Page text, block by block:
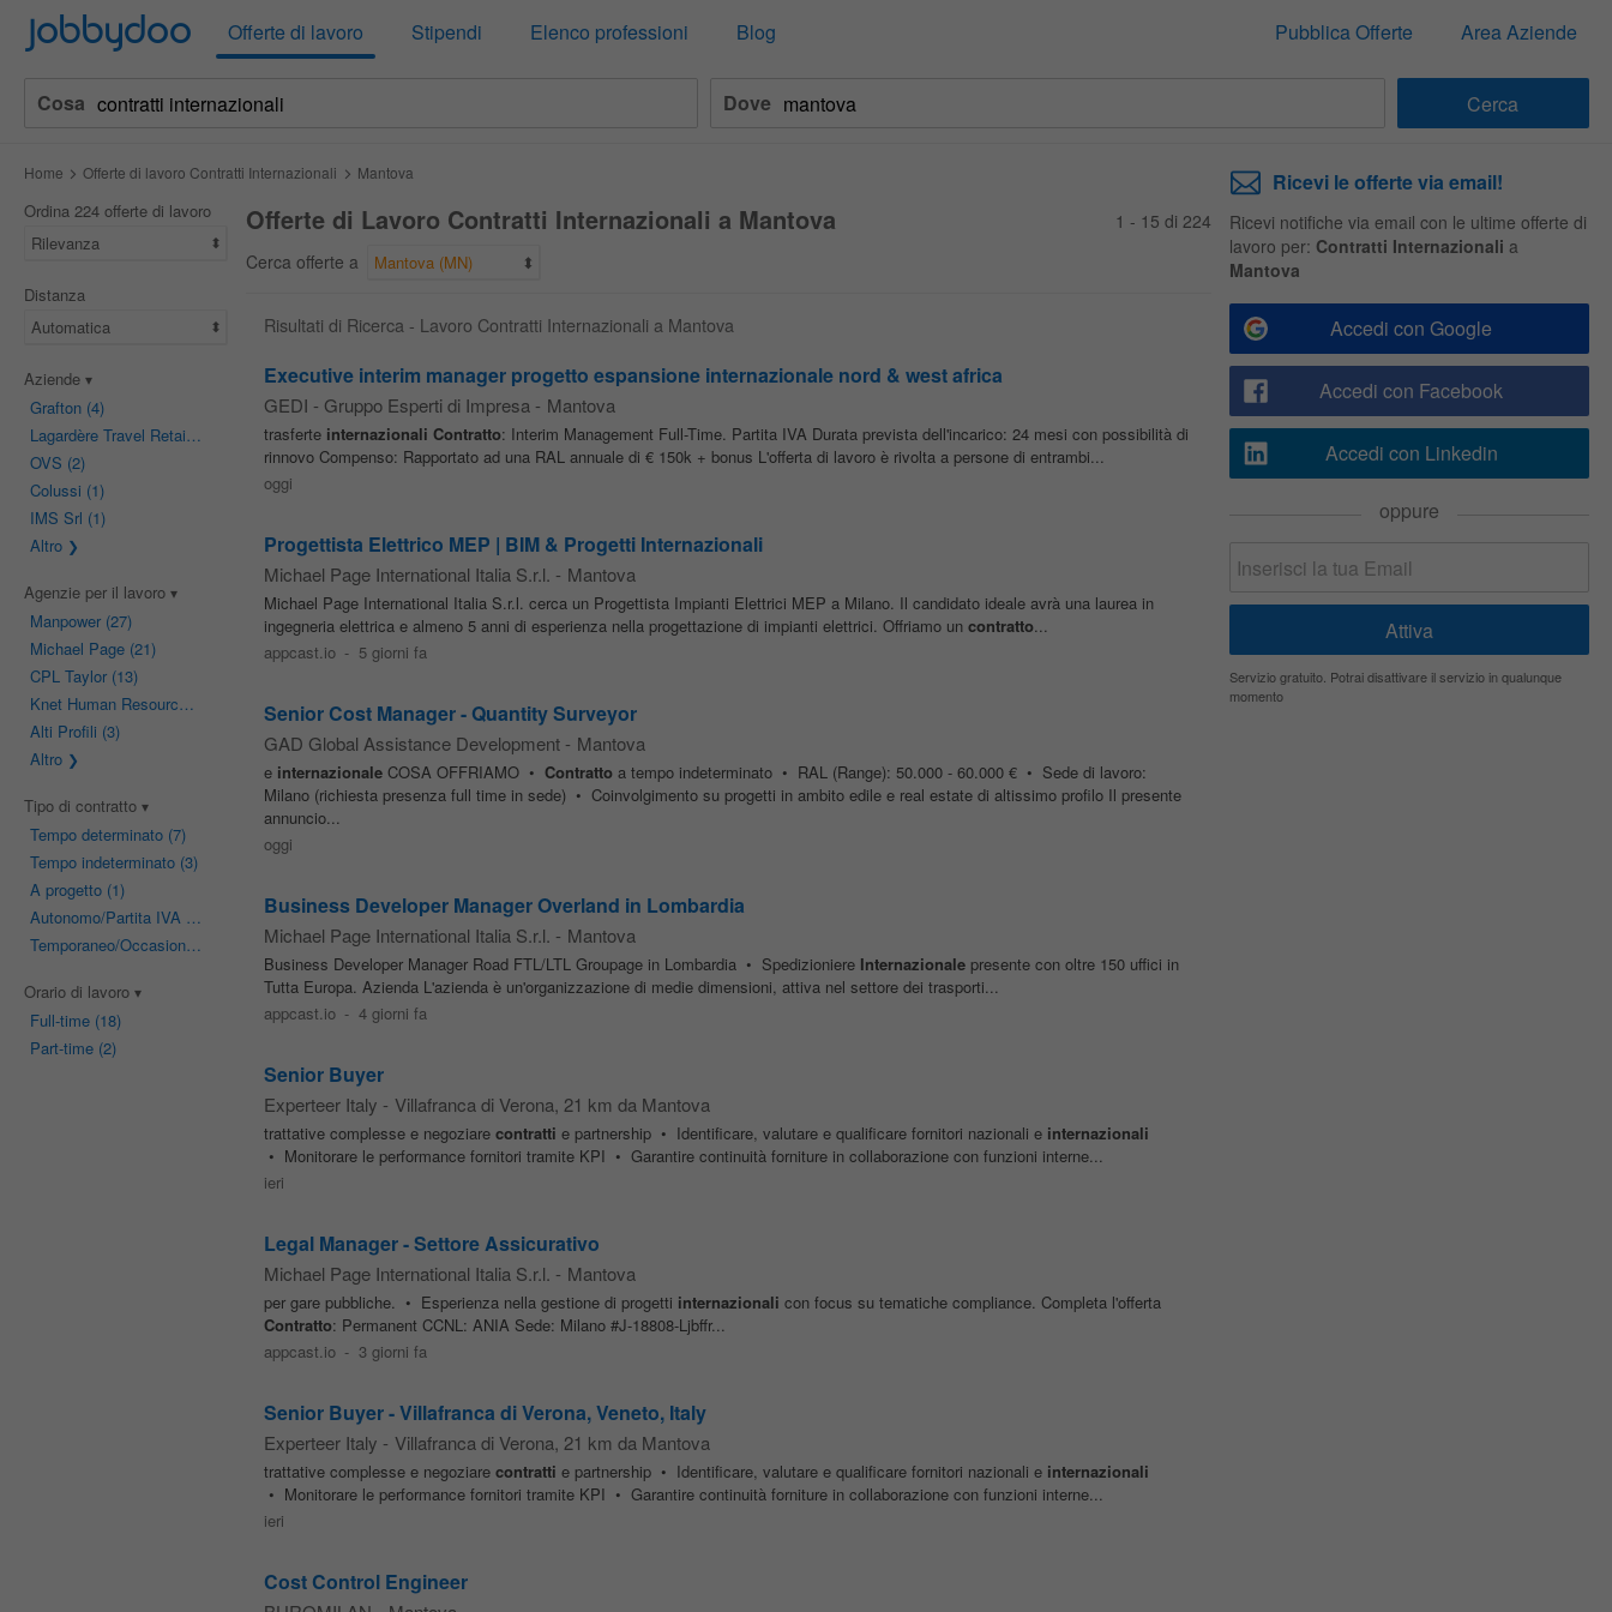
Jobbydoo Offerte di lavoro Stipendi Elenco professioni Blog Pubblica Offerte Area Aziende
Cosa Dove
Home Offerte di lavoro Contratti Internazionali Mantova
Ordina 224 offerte di lavoro
Rilevanza
Distanza
Automatica
Aziende
Grafton(4)
Lagardère Travel Retail
(3)
OVS (2)
Colussi (1)
IMS Srl (1)
Altro
Agenzie per il lavoro
Manpower(27)
Michael Page(21)
CPL Taylor(13)
Knet Human Resources
Alti Profili (3)
Altro
Tipo di contratto
Tempo determinato(7)
Tempo indeterminato(3)
A progetto(1)
Autonomo/Partita IVA(1)
Temporaneo/Occasionale
Orario di lavoro
Full-time(18)
Part-time(2)
Offerte di Lavoro Contratti Internazionali a Mantova
Cerca offerte a Mantova (MN)
1 - 15 di 224
Risultati di Ricerca - Lavoro Contratti Internazionali a Mantova
Executive interim manager progetto espansione internazionale nord & west africa
GEDI - Gruppo Esperti di Impresa - Mantova
trasferte internazionali Contratto: Interim Management Full-Time. Partita IVA Durata prevista dell'incarico: 24 mesi con possibilità di
rinnovo Compenso: Rapportato ad una RAL annuale di € 150k + bonus L'offerta di lavoro è rivolta a persone di entrambi...
oggi
Progettista Elettrico MEP | BIM & Progetti Internazionali
Michael Page International Italia S.r.l. - Mantova
Michael Page International Italia S.r.l. cerca un Progettista Impianti Elettrici MEP a Milano. Il candidato ideale avrà una laurea in
ingegneria elettrica e almeno 5 anni di esperienza nella progettazione di impianti elettrici. Offriamo un contratto...
appcast.io - 5 giorni fa
Senior Cost Manager - Quantity Surveyor
GAD Global Assistance Development - Mantova
e internazionaleCOSA OFFRIAMO • Contrattoa tempo indeterminato • RAL (Range): 50.000 - 60.000 € • Sede di lavoro:
Milano (richiesta presenza full time in sede) • Coinvolgimento su progetti in ambito edile e real estate di altissimo profilo Il presente
annuncio...
oggi
Business Developer Manager Overland in Lombardia
Michael Page International Italia S.r.l. - Mantova
Business Developer Manager Road FTL/LTL Groupage in Lombardia • Spedizioniere Internazionalepresente con oltre 150 uffici in
Tutta Europa. Azienda L'azienda è un'organizzazione di medie dimensioni, attiva nel settore dei trasporti...
appcast.io - 4 giorni fa
Senior Buyer
Experteer Italy - Villafranca di Verona, 21 km da Mantova
trattative complesse e negoziare contratti e partnership • Identificare, valutare e qualificare fornitori nazionali e internazionali
• Monitorare le performance fornitori tramite KPI • Garantire continuità forniture in collaborazione con funzioni interne...
ieri
Legal Manager - Settore Assicurativo
Michael Page International Italia S.r.l. - Mantova
per gare pubbliche. • Esperienza nella gestione di progetti internazionali con focus su tematiche compliance. Completa l'offerta
Contratto: Permanent CCNL: ANIA Sede: Milano #J-18808-Ljbffr...
appcast.io - 3 giorni fa
Senior Buyer - Villafranca di Verona, Veneto, Italy
Experteer Italy - Villafranca di Verona, 21 km da Mantova
trattative complesse e negoziare contratti e partnership • Identificare, valutare e qualificare fornitori nazionali e internazionali
• Monitorare le performance fornitori tramite KPI • Garantire continuità forniture in collaborazione con funzioni interne...
ieri
Cost Control Engineer
Ricevi le offerte via email!
Ricevi notifiche via email con le ultime offerte di
lavoro per: Contratti Internazionali a
Mantova
Accedi con Google
Accedi con Facebook
Accedi con Linkedin
oppure
Servizio gratuito. Potrai disattivare il servizio in qualunque
momento